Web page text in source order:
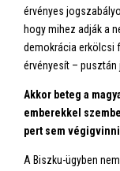
érvényes
hogy mihez adják a
demokrácia erkölcsi
érvényesít – pusztán
Akkor beteg a
emberekkel
pert sem
A Biszku-ügyben